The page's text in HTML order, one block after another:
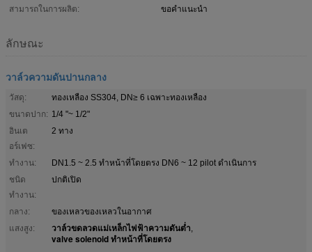
สามารถในการผลิต:
ขอคำแนะนำ
ลักษณะ
วาล์วความดันปานกลาง
วัสดุ:
ทองเหลือง SS304, DN≥ 6 เฉพาะทองเหลือง
ขนาดปาก: 1/4 "~ 1/2"
อินเต
อร์เฟซ:
2 ทาง
ทำงาน:
DN1.5 ~ 2.5 ทำหน้าที่โดยตรง DN6 ~ 12 pilot ดำเนินการ
ชนิด
ทำงาน:
ปกติเปิด
กลาง:
ของเหลวของเหลวในอากาศ
แสงสูง:
วาล์วขดลวดแม่เหล็กไฟฟ้าความดันต่ำ,
valve solenoid ทำหน้าที่โดยตรง